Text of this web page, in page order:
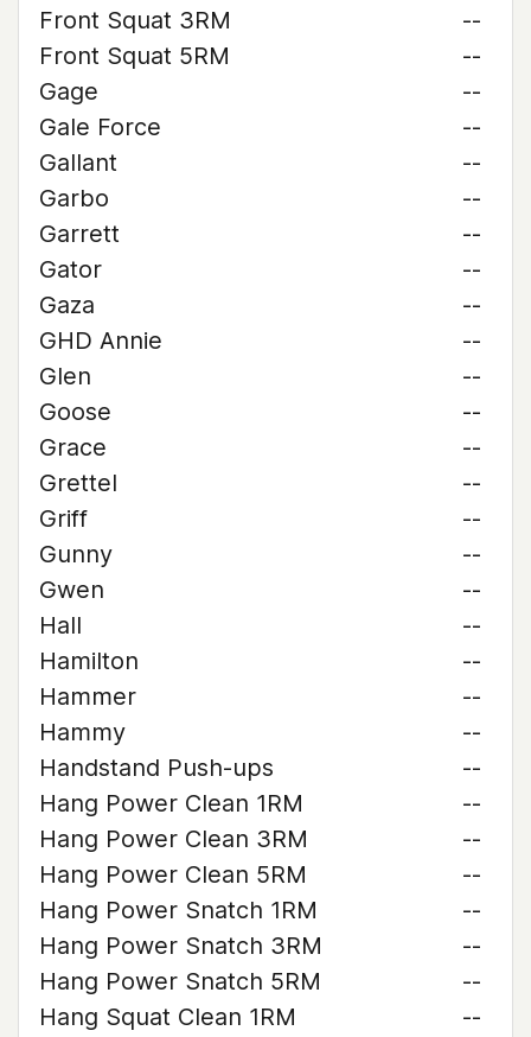
Front Squat 3RM
--
Front Squat 5RM
--
Gage
--
Gale Force
--
Gallant
--
Garbo
--
Garrett
--
Gator
--
Gaza
--
GHD Annie
--
Glen
--
Goose
--
Grace
--
Grettel
--
Griff
--
Gunny
--
Gwen
--
Hall
--
Hamilton
--
Hammer
--
Hammy
--
Handstand Push-ups
--
Hang Power Clean 1RM
--
Hang Power Clean 3RM
--
Hang Power Clean 5RM
--
Hang Power Snatch 1RM
--
Hang Power Snatch 3RM
--
Hang Power Snatch 5RM
--
Hang Squat Clean 1RM
--